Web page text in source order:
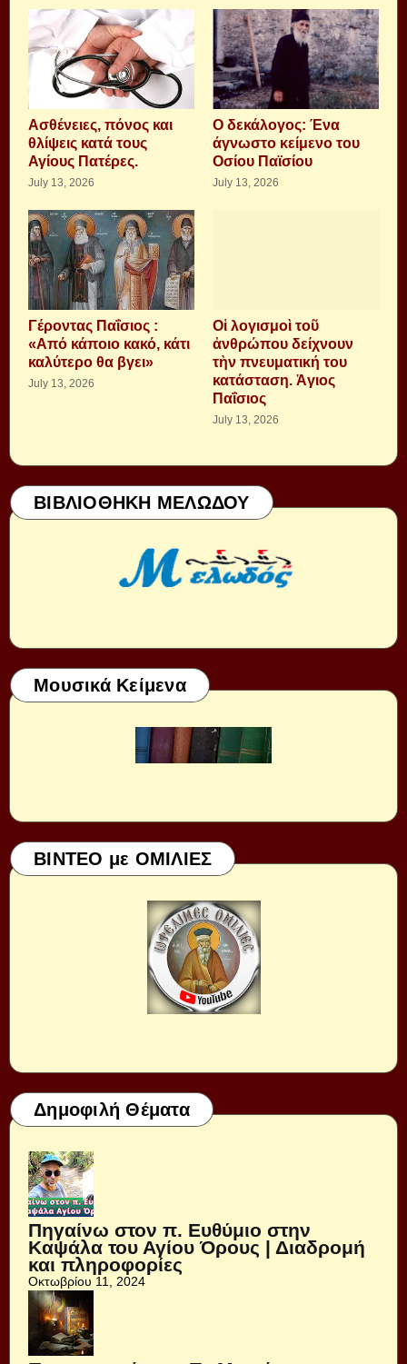
Aσθένειες, πόνος και
θλίψεις κατά τους
Αγίους Πατέρες.
July 13, 2026
Ο δεκάλογος: Ένα
άγνωστο κείμενο του
Οσίου Παϊσίου
July 13, 2026
Γέροντας Παΐσιος :
«Από κάποιο κακό, κάτι
καλύτερο θα βγει»
July 13, 2026
Οἱ λογισμοὶ τοῦ
ἀνθρώπου δείχνουν
τὴν πνευματική του
κατάσταση. Ἁγιος
Παΐσιος
July 13, 2026
ΒΙΒΛΙΟΘΗΚΗ ΜΕΛΩΔΟΥ
Μουσικά Κείμενα
ΒΙΝΤΕΟ με ΟΜΙΛΙΕΣ
Δημοφιλή Θέματα
Πηγαίνω στον π. Ευθύμιο στην
Καψάλα του Αγίου Όρους | Διαδρομή
και πληροφορίες
Οκτωβρίου 11, 2024